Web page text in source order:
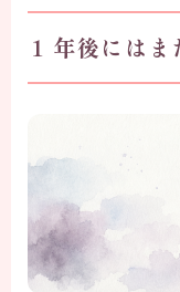
1 年後にはま